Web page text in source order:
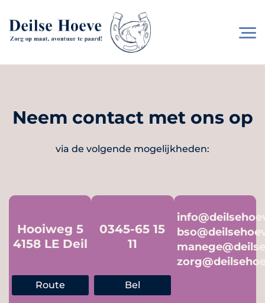
Neem contact met ons op
via de volgende mogelijkheden:
Hooiweg 5
4158 LE Deil
Route
0345-65 15
11
Bel